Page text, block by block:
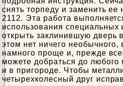
снять торпеду и заменить
2112. Эта работа
использования специальных
открыть заклинившую дверь
этом нет ничего
намного проще и, прежде
можете добраться до любого
и в пригороде. Чтобы
четырехколесный друг